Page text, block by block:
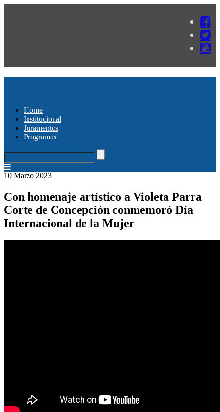
Home
Institucional
Juramentos
Programas
10 Marzo 2023
Con homenaje artístico a Violeta Parra
Corte de Concepción conmemoró Día
Internacional de la Mujer